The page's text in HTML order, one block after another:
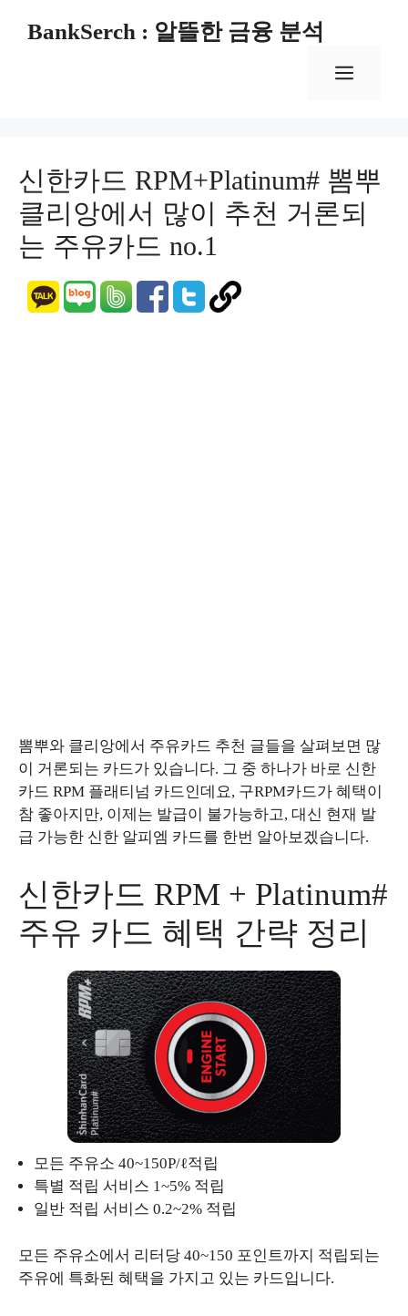
BankSerch : 알뜰한 금융 분석
메
신한카드 RPM+Platinum# 뽐뿌
클리앙에서 많이 추천 거론되
는 주유카드 no.1
뽐뿌와 클리앙에서 주유카드 추천 글들을 살펴보면 많
이 거론되는 카드가 있습니다. 그 중 하나가 바로 신한
카드 RPM 플래티넘 카드인데요, 구RPM카드가 혜택이
참 좋아지만, 이제는 발급이 불가능하고, 대신 현재 발
급 가능한 신한 알피엠 카드를 한번 알아보겠습니다.
신한카드 RPM + Platinum#
주유 카드 혜택 간략 정리
모든 주유소 40~150P/ℓ적립
특별 적립 서비스 1~5% 적립
일반 적립 서비스 0.2~2% 적립
모든 주유소에서 리터당 40~150 포인트까지 적립되는
주유에 특화된 혜택을 가지고 있는 카드입니다.